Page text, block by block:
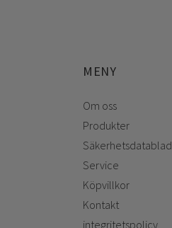
MENY
Om oss
Produkter
Säkerhetsdatablad
Service
Köpvillkor
Kontakt
integritetspolicy